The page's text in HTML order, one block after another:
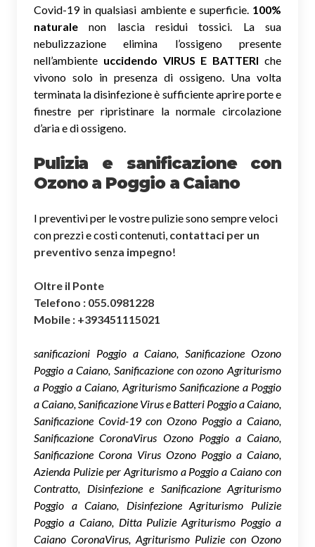
Covid-19 in qualsiasi ambiente e superficie. 100%
naturale non lascia residui tossici. La sua
nebulizzazione elimina l’ossigeno presente
nell’ambiente uccidendo VIRUS E BATTERI che
vivono solo in presenza di ossigeno. Una volta
terminata la disinfezione è sufficiente aprire porte e
finestre per ripristinare la normale circolazione
d’aria e di ossigeno.
Pulizia e sanificazione con
Ozono a Poggio a Caiano
I preventivi per le vostre pulizie sono sempre veloci
con prezzi e costi contenuti, contattaci per un
preventivo senza impegno!
Oltre il Ponte
Telefono : 055.0981228
Mobile : +393451115021
sanificazioni Poggio a Caiano, Sanificazione Ozono
Poggio a Caiano, Sanificazione con ozono Agriturismo
a Poggio a Caiano, Agriturismo Sanificazione a Poggio
a Caiano, Sanificazione Virus e Batteri Poggio a Caiano,
Sanificazione Covid-19 con Ozono Poggio a Caiano,
Sanificazione CoronaVirus Ozono Poggio a Caiano,
Sanificazione Corona Virus Ozono Poggio a Caiano,
Azienda Pulizie per Agriturismo a Poggio a Caiano con
Contratto, Disinfezione e Sanificazione Agriturismo
Poggio a Caiano, Disinfezione Agriturismo Pulizie
Poggio a Caiano, Ditta Pulizie Agriturismo Poggio a
Caiano CoronaVirus, Agriturismo Pulizie con Ozono